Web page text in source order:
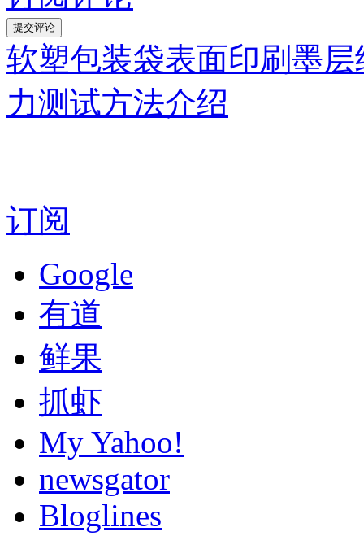
软塑包装袋表面印刷墨
力测试方法介绍
订阅
Google
有道
鲜果
抓虾
My Yahoo!
newsgator
Bloglines